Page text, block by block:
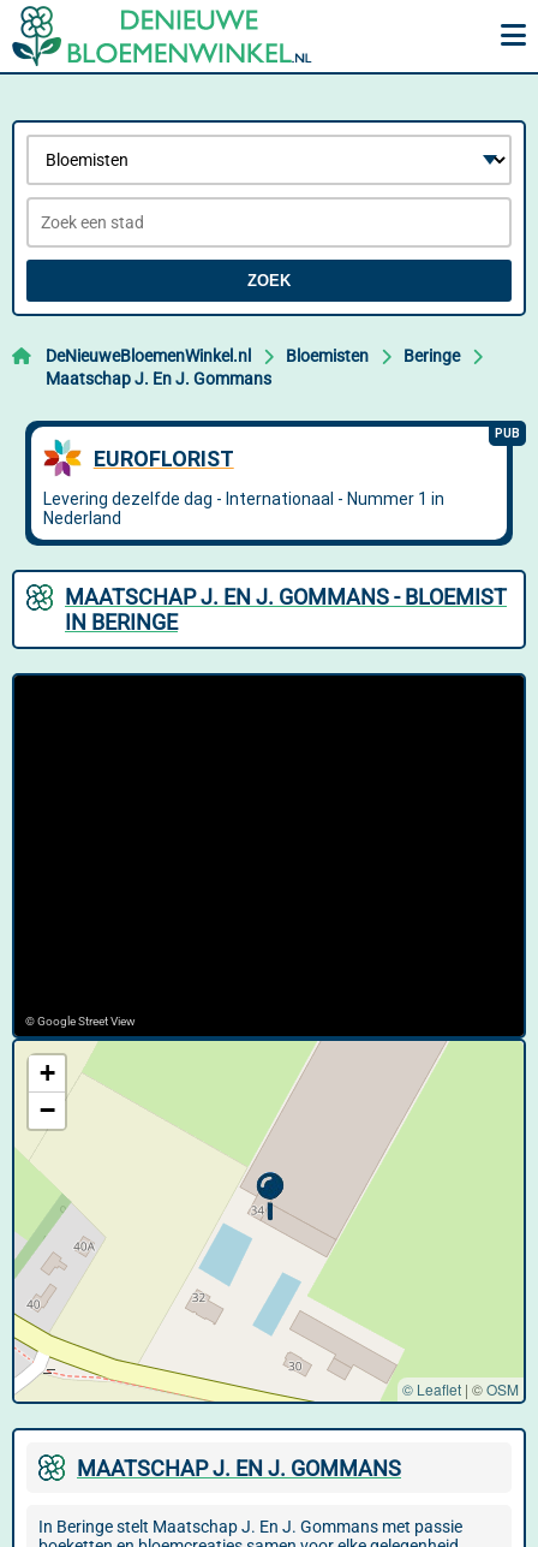
ZOEK
DeNieuweBloemenWinkel.nl Bloemisten
Beringe
Maatschap J. En J. Gommans
MAATSCHAP J. EN J. GOMMANS - BLOEMIST
IN BERINGE
© Google Street View
+
−
© Leaflet | ©OSM
MAATSCHAP J. EN J. GOMMANS
In Beringe stelt Maatschap J. En J. Gommans met passie